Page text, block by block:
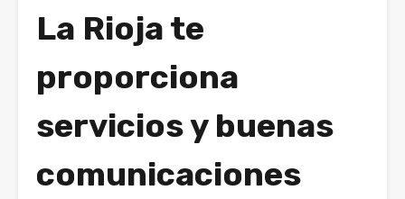
La Rioja te
proporciona
servicios y buenas
comunicaciones